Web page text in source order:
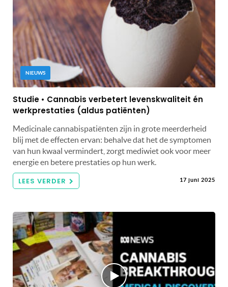
NIEUWS
Studie • Cannabis verbetert levenskwaliteit én
werkprestaties (aldus patiënten)
Medicinale cannabispatiënten zijn in grote meerderheid
blij met de effecten ervan: behalve dat het de symptomen
van hun kwaal vermindert, zorgt mediwiet ook voor meer
energie en betere prestaties op hun werk.
LEES VERDER 17 juni 2025